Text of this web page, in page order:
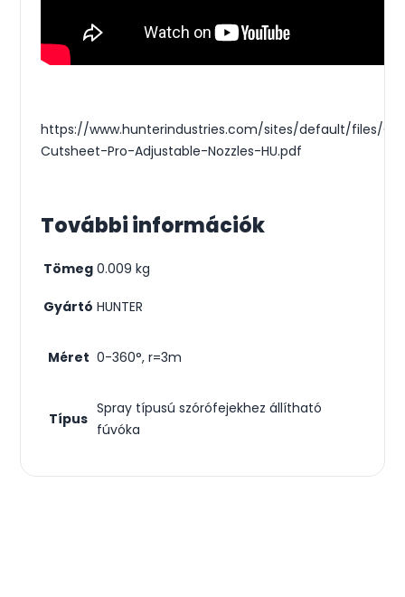
https://www.hunterindustries.com/sites/default/files/
Cutsheet-Pro-Adjustable-Nozzles-HU.pdf
További információk
Tömeg 0.009 kg
Gyártó HUNTER
Méret 0-360°, r=3m
Típus
Spray típusú szórófejekhez állítható
fúvóka